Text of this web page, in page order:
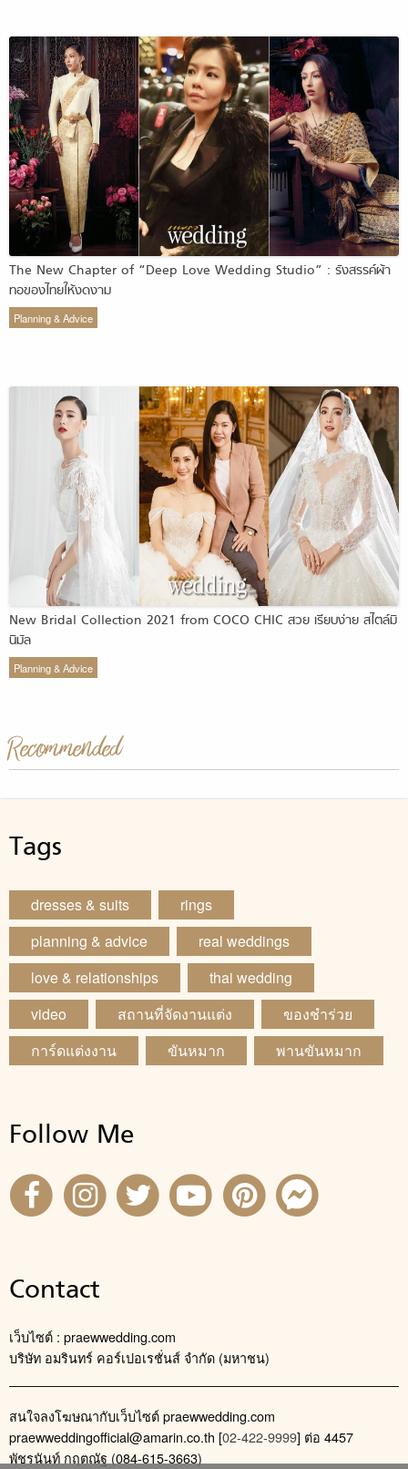
The New Chapter of “Deep Love Wedding Studio” : รังสรรค์ผ้า
ทอของไทยให้งดงาม
Planning & Advice
New Bridal Collection 2021 from COCO CHIC สวย เรียบง่าย สไตล์มิ
นิมัล
Planning & Advice
Recommended
Tags
dresses & suits
rings
planning & advice
real weddings
love & relationships
thai wedding
video
สถานที่จัดงานแต่ง
ของชำร่วย
การ์ดแต่งงาน
ขันหมาก พานขันหมาก
Follow Me
Contact
เว็บไซต์ : praewwedding.com
บริษัท อมรินทร์ คอร์เปอเรชั่นส์ จำกัด (มหาชน)
สนใจลงโฆษณากับเว็บไซต์ praewwedding.com
praewweddingofficial@amarin.co.th [02-422-9999] ต่อ 4457
พัชรนันท์ กฤตณัฐ (084-615-3663)